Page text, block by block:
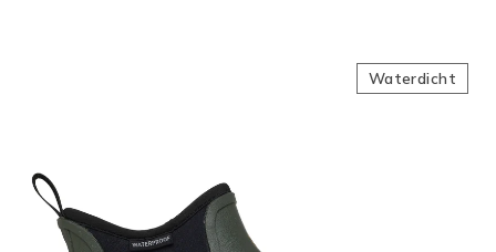
Waterdicht